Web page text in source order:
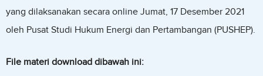
yang dilaksanakan secara online Jumat, 17 Desember 2021
oleh Pusat Studi Hukum Energi dan Pertambangan (PUSHEP).
File materi download dibawah ini: